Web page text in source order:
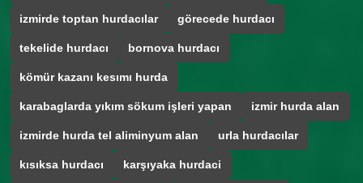
izmirde toptan hurdacılar görecede hurdacı
tekelide hurdacı bornova hurdacı
kömür kazanı kesımı hurda
karabaglarda yıkım sökum işleri yapan izmir hurda alan
izmirde hurda tel aliminyum alan urla hurdacılar
kısıksa hurdacı karşıyaka hurdaci